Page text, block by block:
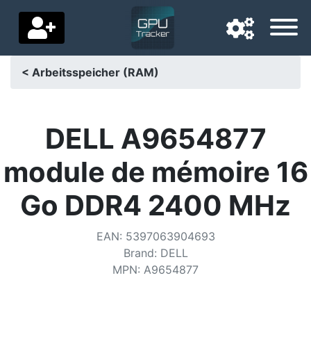
Lieferland
Startseite
Preis sinkt
Einstellungen
< Arbeitsspeicher (RAM)
DELL A9654877
module de mémoire 16
Go DDR4 2400 MHz
EAN: 5397063904693
Brand: DELL
MPN: A9654877